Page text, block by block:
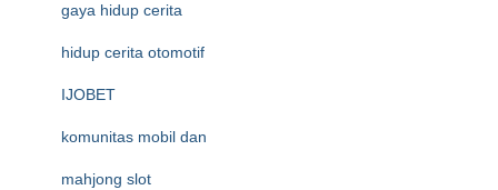
gaya hidup cerita
hidup cerita otomotif
IJOBET
komunitas mobil dan
mahjong slot